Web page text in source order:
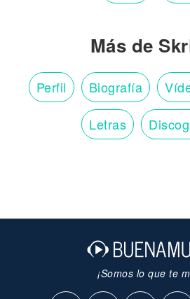
Más de
Perfil Biografía
Letras
¡Somos lo que te